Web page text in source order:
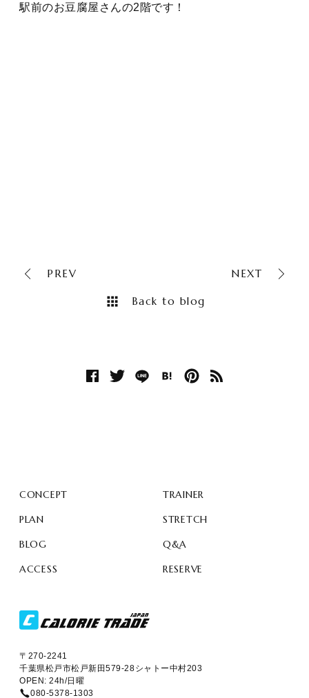
駅前のお豆腐屋さんの2階です！
PREV NEXT
Back to blog
CONCEPT
TRAINER
PLAN
STRETCH
BLOG
Q&A
ACCESS
RESERVE
〒270-2241
千葉県松戸市松戸新田579-28シャトー中村203
OPEN: 24h/日曜
080-5378-1303